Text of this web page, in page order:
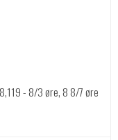
- 8/3 øre, 8 8/7 øre